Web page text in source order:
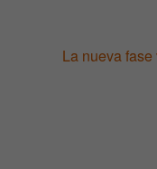
La nueva